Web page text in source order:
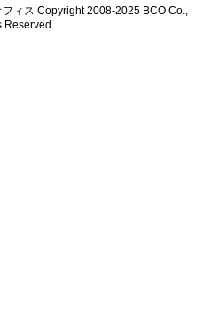
ィス Copyright 2008-2025 BCO Co.,
Reserved.